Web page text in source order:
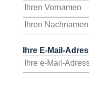
Ihre E-Mail-